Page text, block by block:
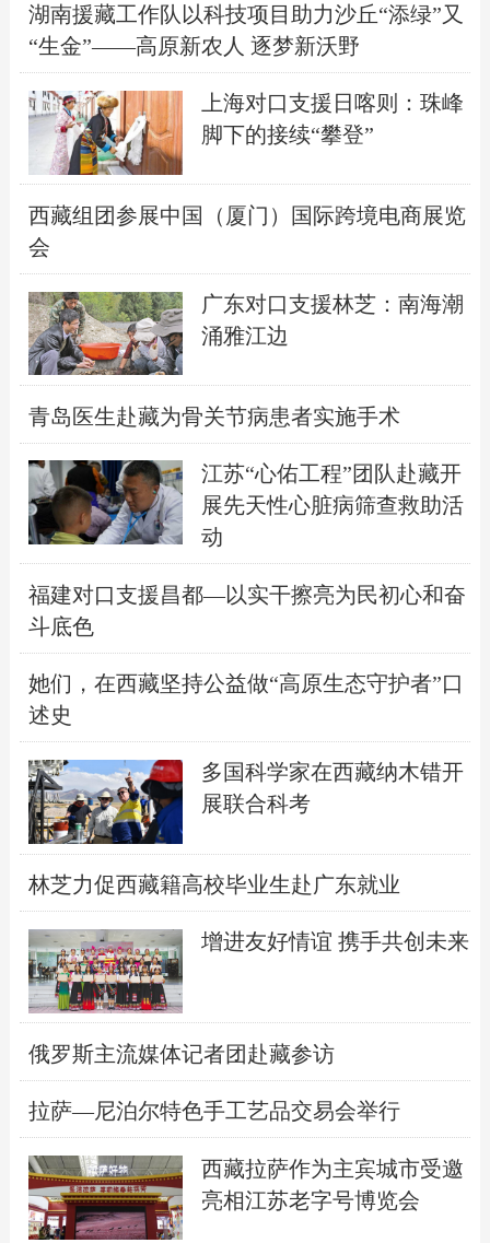
湖南援藏工作队以科技项目助力沙丘“添绿”又
“生金”——高原新农人 逐梦新沃野
上海对口支援日喀则：珠峰
脚下的接续“攀登”
西藏组团参展中国（厦门）国际跨境电商展览
会
广东对口支援林芝：南海潮
涌雅江边
青岛医生赴藏为骨关节病患者实施手术
江苏“心佑工程”团队赴藏开
展先天性心脏病筛查救助活
动
福建对口支援昌都—以实干擦亮为民初心和奋
斗底色
她们，在西藏坚持公益做“高原生态守护者”口
述史
多国科学家在西藏纳木错开
展联合科考
林芝力促西藏籍高校毕业生赴广东就业
增进友好情谊 携手共创未来
俄罗斯主流媒体记者团赴藏参访
拉萨—尼泊尔特色手工艺品交易会举行
西藏拉萨作为主宾城市受邀
亮相江苏老字号博览会